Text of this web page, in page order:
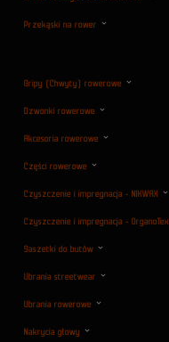
Przekąski na rower
Gripy (Chwyty) rowerowe
Dzwonki rowerowe
Akcesoria rowerowe
Części rowerowe
Czyszczenie i impregnacja - NIKWAX
Czyszczenie i impregnacja - OrganoTex
Saszetki do butów
Ubrania streetwear
Ubrania rowerowe
Nakrycia głowy